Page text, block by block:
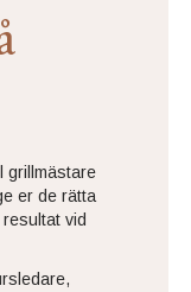
grillmästare
er de rätta
vid